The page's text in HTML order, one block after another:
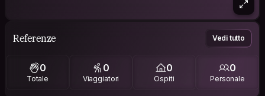
Referenze Vedi tutto
0
Totale
0
Viaggiatori
0
Ospiti
0
Personale